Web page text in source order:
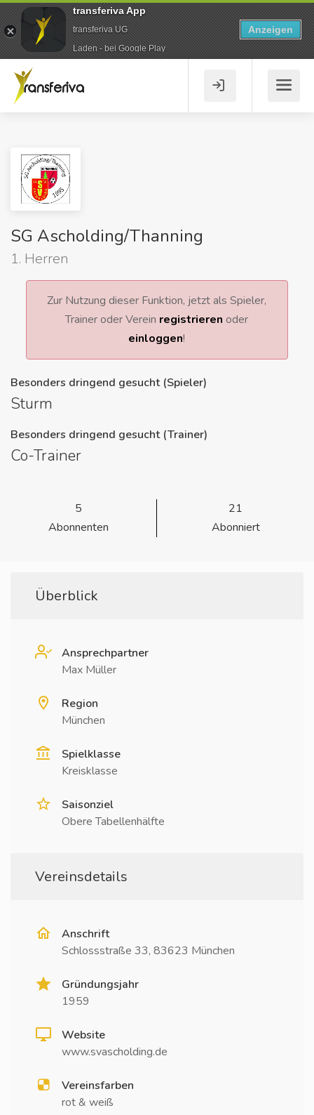
SG Ascholding/Thanning
1. Herren
Zur Nutzung dieser Funktion, jetzt als Spieler,
Trainer oder Verein registrieren oder
einloggen!
Besonders dringend gesucht (Spieler)
Sturm
Besonders dringend gesucht (Trainer)
Co-Trainer
5
Abonnenten
21
Abonniert
Überblick
Ansprechpartner
Max Müller
Region
München
Spielklasse
Kreisklasse
Saisonziel
Obere Tabellenhälfte
Vereinsdetails
Anschrift
Schlossstraße 33, 83623 München
Gründungsjahr
1959
Website
www.svascholding.de
Vereinsfarben
rot & weiß
transferiva App
transferiva UG
Laden - bei Google Play
Anzeigen